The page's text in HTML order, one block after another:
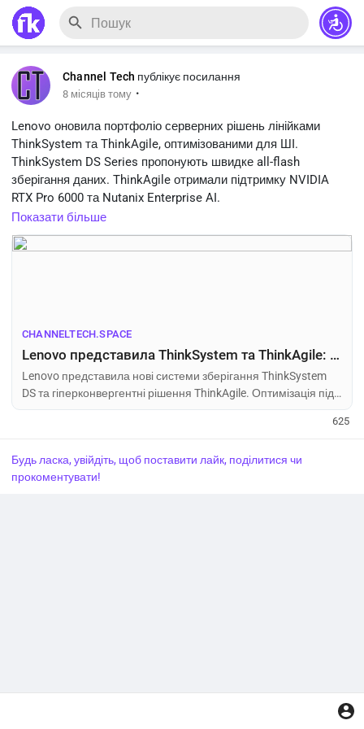
Channel Tech публікує посилання
8 місяців тому ·
Lenovo оновила портфоліо серверних рішень лінійками
ThinkSystem та ThinkAgile, оптимізованими для ШІ.
ThinkSystem DS Series пропонують швидке all-flash
зберігання даних. ThinkAgile отримали підтримку NVIDIA
RTX Pro 6000 та Nutanix Enterprise AI.
https://channeltech.space/news/companies/lenovo-launches-
thinksystem-...
Показати більше
CHANNELTECH.SPACE
Lenovo представила ThinkSystem та ThinkAgile: нові сервери для ШІ та бізнесу - Channel Tech
Lenovo представила нові системи зберігання ThinkSystem
DS та гіперконвергентні рішення ThinkAgile. Оптимізація під
ШІ, підтримка NVIDIA GPU та Azure Local.
625
Будь ласка, увійдіть, щоб поставити лайк, поділитися чи
прокоментувати!